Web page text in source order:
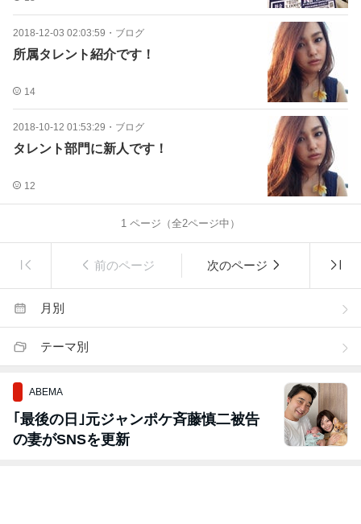
2018-12-03 02:03:59 ・ ブログ
所属タレント紹介です！
14
2018-10-12 01:53:29 ・ ブログ
タレント部門に新人です！
12
1 ページ（全2ページ中）
前のページ 次のページ
月別
テーマ別
ABEMA
｢最後の日｣元ジャンポケ斉藤慎二被告
の妻がSNSを更新